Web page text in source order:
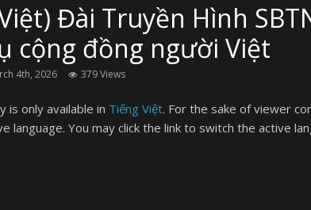
Đài Truyền Hình
cộng đồng người Việt
4th, 2026 379 Views
is only available in Tiếng Việt. For the sake of viewer
language. You may click the link to switch the active